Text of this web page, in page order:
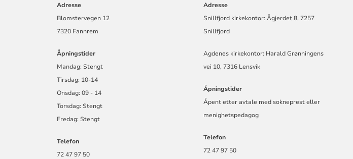
Adresse
Blomstervegen 12
7320 Fannrem
Åpningstider
Mandag: Stengt
Tirsdag: 10-14
Onsdag: 09 - 14
Torsdag: Stengt
Fredag: Stengt
Telefon
72 47 97 50
Adresse
Snillfjord kirkekontor: Ågjerdet 8, 7257
Snillfjord
Agdenes kirkekontor: Harald Grønningens
vei 10, 7316 Lensvik
Åpningstider
Åpent etter avtale med sokneprest eller
menighetspedagog
Telefon
72 47 97 50